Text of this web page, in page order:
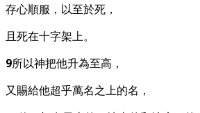
存心順服，以至於死，
且死在十字架上。
9所以神把他升為至高，
又賜給他超乎萬名之上的名，